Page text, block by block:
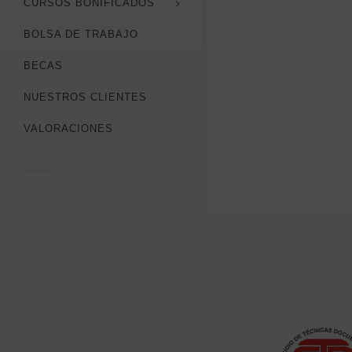
CURSOS BONIFICADOS
BOLSA DE TRABAJO
BECAS
NUESTROS CLIENTES
VALORACIONES